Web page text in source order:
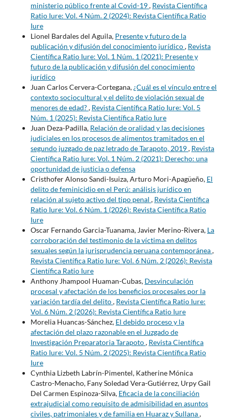
ministerio público frente al Covid-19, Revista Científica
Ratio Iure: Vol. 4 Núm. 2 (2024): Revista Científica Ratio
Iure
Lionel Bardales del Aguila, Presente y futuro de la
publicación y difusión del conocimiento jurídico, Revista
Científica Ratio Iure: Vol. 1 Núm. 1 (2021): Presente y
futuro de la publicación y difusión del conocimiento
jurídico
Juan Carlos Cervera-Cortegana,¿Cuál es el vínculo entre el
contexto sociocultural y el delito de violación sexual de
menores de edad?, Revista Científica Ratio Iure: Vol. 5
Núm. 1 (2025): Revista Científica Ratio Iure
Juan Deza-Padilla, Relación de oralidad y las decisiones
judiciales en los procesos de alimentos tramitados en el
segundo juzgado de paz letrado de Tarapoto, 2019, Revista
Científica Ratio Iure: Vol. 1 Núm. 2 (2021): Derecho: una
oportunidad de justicia o defensa
Cristhofer Alonso Sandi-Isuiza, Arturo Mori-Apagüeño, El
delito de feminicidio en el Perú: análisis jurídico en
relación al sujeto activo del tipo penal , Revista Científica
Ratio Iure: Vol. 6 Núm. 1 (2026): Revista Científica Ratio
Iure
Oscar Fernando Garcia-Tuanama, Javier Merino-Rivera, La
corroboración del testimonio de la víctima en delitos
sexuales según la jurisprudencia peruana contemporánea,
Revista Científica Ratio Iure: Vol. 6 Núm. 2 (2026): Revista
Científica Ratio Iure
Anthony Jhampool Huaman-Cubas, Desvinculación
procesal y afectación de los beneficios procesales por la
variación tardía del delito, Revista Científica Ratio Iure:
Vol. 6 Núm. 2 (2026): Revista Científica Ratio Iure
Morelia Huancas-Sánchez, El debido proceso y la
afectación del plazo razonable en el Juzgado de
Investigación Preparatoria Tarapoto, Revista Científica
Ratio Iure: Vol. 5 Núm. 2 (2025): Revista Científica Ratio
Iure
Cynthia Lizbeth Labrín-Pimentel, Katherine Mónica
Castro-Menacho, Fany Soledad Vera-Gutiérrez, Urpy Gail
Del Carmen Espinoza-Silva, Eficacia de la conciliación
extrajudicial como requisito de admisibilidad en asuntos
civiles, patrimoniales y de familia en Huaraz y Sullana,